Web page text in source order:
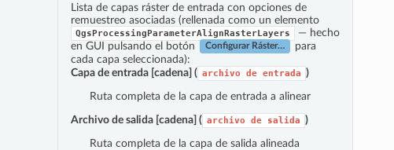
Lista de capas ráster de entrada con opciones de
remuestreo asociadas (rellenada como un elemento
QgsProcessingParameterAlignRasterLayers
— hecho
en GUI pulsando el botón
Configurar Ráster…
para
cada capa seleccionada):
Capa de entrada[cadena] ( archivo de entrada )
Ruta completa de la capa de entrada a alinear
Archivo de salida[cadena] ( archivo de salida )
Ruta completa de la capa de salida alineada